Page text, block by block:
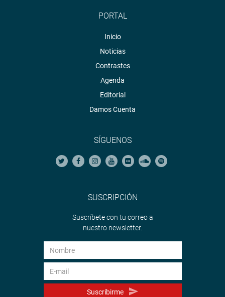
PORTAL
Inicio
Noticias
Contrastes
Agenda
Editorial
Damos Cuenta
SÍGUENOS
SUSCRIPCIÓN
Suscríbete con tu correo a
nuestro newsletter.
Suscribirme